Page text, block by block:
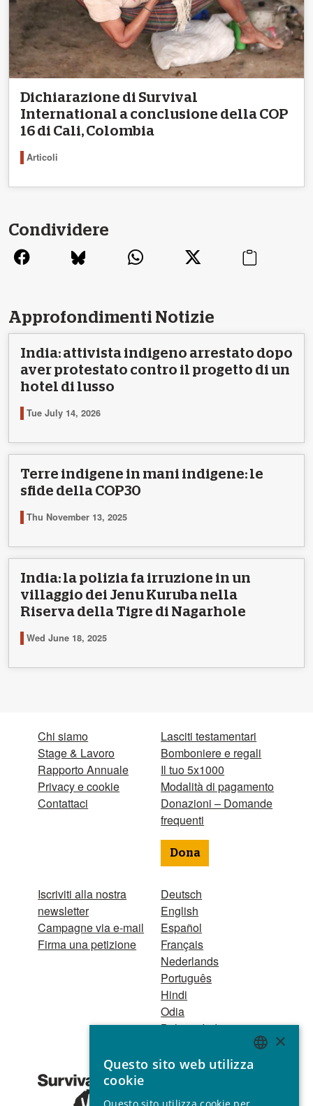
Dichiarazione di Survival
International a conclusione della COP
16 di Cali, Colombia
Articoli
Condividere
Approfondimenti Notizie
India: attivista indigeno arrestato dopo
aver protestato contro il progetto di un
hotel di lusso
Tue July 14, 2026
Terre indigene in mani indigene: le
sfide della COP30
Thu November 13, 2025
India: la polizia fa irruzione in un
villaggio dei Jenu Kuruba nella
Riserva della Tigre di Nagarhole
Wed June 18, 2025
Chi siamo
Stage & Lavoro
Rapporto Annuale
Privacy e cookie
Contattaci
Iscriviti alla nostra
newsletter
Campagne via e-mail
Firma una petizione
Lasciti testamentari
Bomboniere e regali
Il tuo 5x1000
Modalità di pagamento
Donazioni – Domande
frequenti
Dona
Deutsch
English
Español
Français
Nederlands
Português
Hindi
Odia
Bahasa Indonesia
Registro Persone
1521 Registered
ENGLISH
×
Questo sito web utilizza
cookie